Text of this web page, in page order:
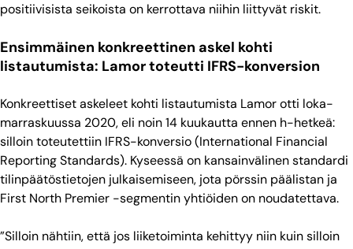
positiivisista seikoista on kerrottava niihin liittyvät riskit.
Ensimmäinen konkreettinen askel kohti
listautumista: Lamor toteutti IFRS-konversion
Konkreettiset askeleet kohti listautumista Lamor otti loka-
marraskuussa 2020, eli noin 14 kuukautta ennen h-hetkeä:
silloin toteutettiin IFRS-konversio (International Financial
Reporting Standards). Kyseessä on kansainvälinen standardi
tilinpäätöstietojen julkaisemiseen, jota pörssin päälistan ja
First North Premier -segmentin yhtiöiden on noudatettava.
”Silloin nähtiin, että jos liiketoiminta kehittyy niin kuin silloin